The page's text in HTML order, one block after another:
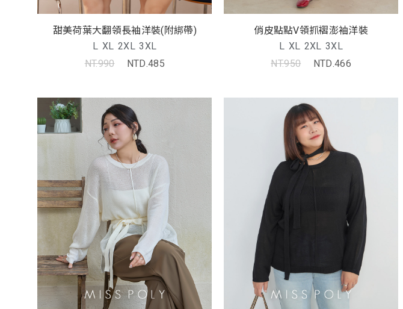
甜美荷葉大翻領長袖洋裝(附綁帶)
L XL 2XL 3XL
NT.990
NTD.485
俏皮點點V領抓褶澎袖洋裝
L XL 2XL 3XL
NT.950
NTD.466